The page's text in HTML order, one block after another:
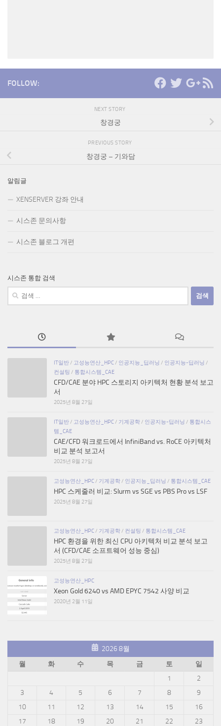
FOLLOW:
NEXT STORY
창경궁
PREVIOUS STORY
창경궁 – 기와담
알림글
XENSERVER 강좌 안내
시스존 문의사항
시스존 블로그 개편
시스존 통합 검색
검
IT일반 / 고성능연산_HPC / 인공지능_딥러닝 / 인공지능-딥러닝 /
컨설팅 / 통합시스템_CAE
CFD/CAE 분야 HPC 스토리지 아키텍처 현황 분석 보고
서
2025년 8월 27일
IT일반 / 고성능연산_HPC / 기계공학 / 인공지능-딥러닝 / 통합시스
템_CAE
CAE/CFD 워크로드에서 InfiniBand vs. RoCE 아키텍처
비교 분석 보고서
2025년 8월 27일
고성능연산_HPC / 기계공학 / 인공지능_딥러닝 / 통합시스템_CAE
HPC 스케줄러 비교: Slurm vs SGE vs PBS Pro vs LSF
2025년 8월 27일
고성능연산_HPC / 기계공학 / 컨설팅 / 통합시스템_CAE
HPC 환경을 위한 최신 CPU 아키텍처 비교 분석 보고
서 (CFD/CAE 소프트웨어 성능 중심)
2025년 8월 27일
고성능연산_HPC
Xeon Gold 6240 vs AMD EPYC 7542 사양 비교
2020년 2월 11일
2026 8월
월
화 수 목 금 토
일
1
2
3
4 5 6 7 8
9
10
11 12 13 14 15
16
17
18 19 20 21 22 23